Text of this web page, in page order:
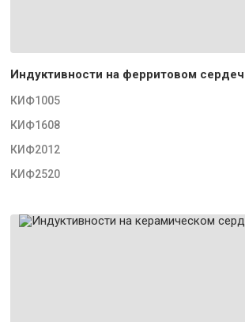
Индуктивности на ферритовом
КИФ1005
КИФ1608
КИФ2012
КИФ2520